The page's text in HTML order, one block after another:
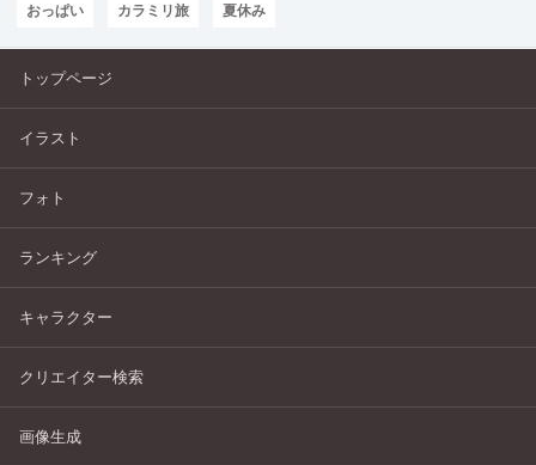
おっぱい カラミリ旅 夏休み
トップページ
イラスト
フォト
ランキング
キャラクター
クリエイター検索
画像生成